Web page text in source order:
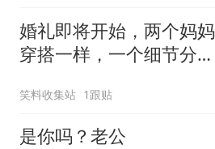
婚礼即将开始，两个妈妈
穿搭一样，一个细节分清
笑料收集站 1跟贴
是你吗？老公